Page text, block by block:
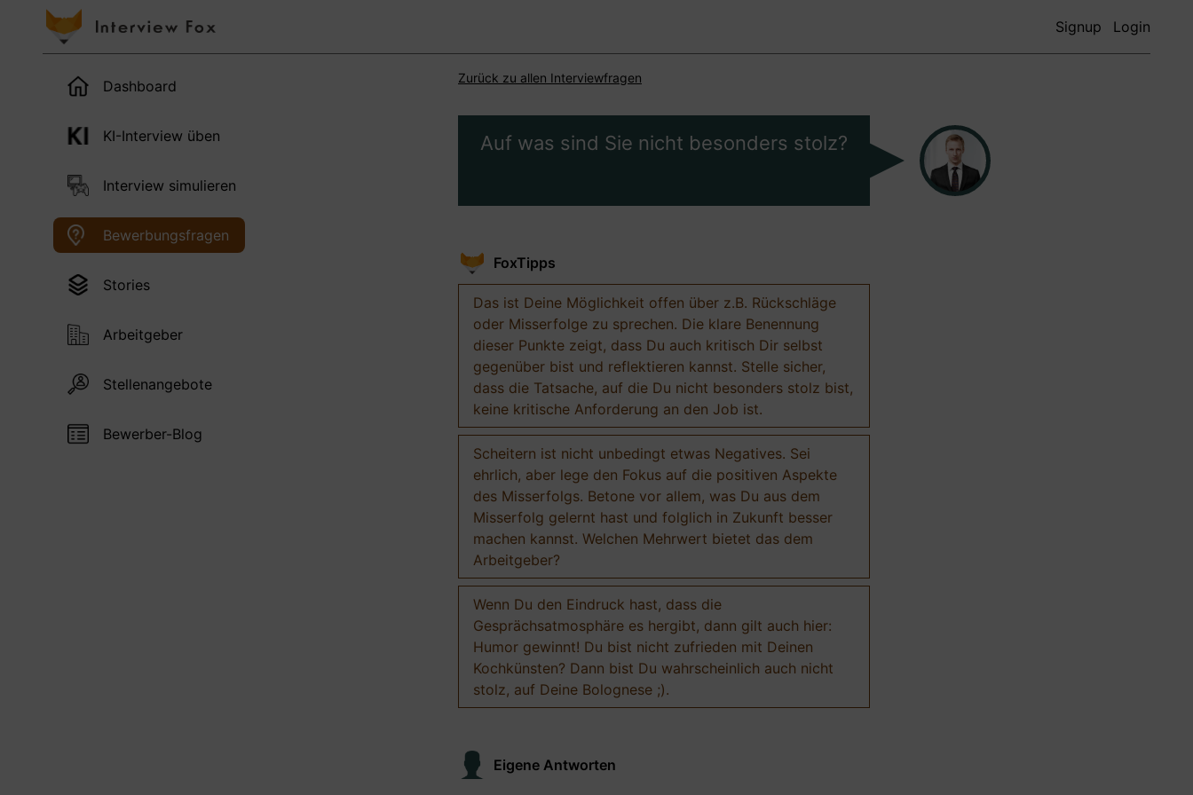
Signup Login
Dashboard
KI-Interview üben
Interview simulieren
Bewerbungsfragen
Stories
Arbeitgeber
Stellenangebote
Bewerber-Blog
Zurück zu allen Interviewfragen
Auf was sind Sie nicht besonders stolz?
FoxTipps
Das ist Deine Möglichkeit offen über z.B. Rückschläge
oder Misserfolge zu sprechen. Die klare Benennung
dieser Punkte zeigt, dass Du auch kritisch Dir selbst
gegenüber bist und reflektieren kannst. Stelle sicher,
dass die Tatsache, auf die Du nicht besonders stolz bist,
keine kritische Anforderung an den Job ist.
Scheitern ist nicht unbedingt etwas Negatives. Sei
ehrlich, aber lege den Fokus auf die positiven Aspekte
des Misserfolgs. Betone vor allem, was Du aus dem
Misserfolg gelernt hast und folglich in Zukunft besser
machen kannst. Welchen Mehrwert bietet das dem
Arbeitgeber?
Wenn Du den Eindruck hast, dass die
Gesprächsatmosphäre es hergibt, dann gilt auch hier:
Humor gewinnt! Du bist nicht zufrieden mit Deinen
Kochkünsten? Dann bist Du wahrscheinlich auch nicht
stolz, auf Deine Bolognese ;).
Eigene Antworten